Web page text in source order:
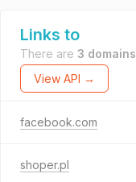
Links to
There are 3 domains
View API →
facebook.com
shoper.pl